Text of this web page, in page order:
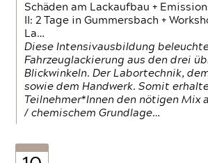
Schäden am Lackaufbau +
II: 2 Tage in Gummersbach +
La…
Diese Intensivausbildung
Fahrzeuglackierung aus den drei
Blickwinkeln. Der Labortechnik,
sowie dem Handwerk. Somit
Teilnehmer*Innen den nötigen Mix
/ chemischem Grundlage…